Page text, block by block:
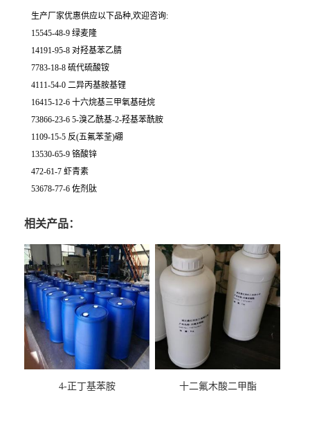
生产厂家优惠供应以下品种,欢迎咨询:
15545-48-9 绿麦隆
14191-95-8 对羟基苯乙腈
7783-18-8 硫代硫酸铵
4111-54-0 二异丙基胺基锂
16415-12-6 十六烷基三甲氧基硅烷
73866-23-6 5-溴乙酰基-2-羟基苯酰胺
1109-15-5 反(五氟苯荃)硼
13530-65-9 铬酸锌
472-61-7 虾青素
53678-77-6 佐剂肽
相关产品：
4-正丁基苯胺 十二氟木酸二甲酯